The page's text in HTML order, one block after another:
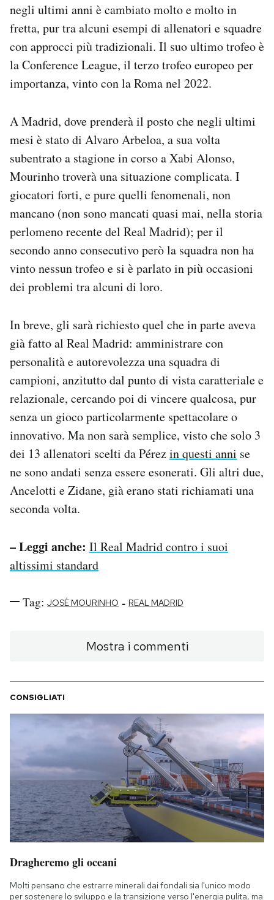
negli ultimi anni è cambiato molto e molto in
fretta, pur tra alcuni esempi di allenatori e squadre
con approcci più tradizionali. Il suo ultimo trofeo è
la Conference League, il terzo trofeo europeo per
importanza, vinto con la Roma nel 2022.
A Madrid, dove prenderà il posto che negli ultimi
mesi è stato di Alvaro Arbeloa, a sua volta
subentrato a stagione in corso a Xabi Alonso,
Mourinho troverà una situazione complicata. I
giocatori forti, e pure quelli fenomenali, non
mancano (non sono mancati quasi mai, nella storia
perlomeno recente del Real Madrid); per il
secondo anno consecutivo però la squadra non ha
vinto nessun trofeo e si è parlato in più occasioni
dei problemi tra alcuni di loro.
In breve, gli sarà richiesto quel che in parte aveva
già fatto al Real Madrid: amministrare con
personalità e autorevolezza una squadra di
campioni, anzitutto dal punto di vista caratteriale e
relazionale, cercando poi di vincere qualcosa, pur
senza un gioco particolarmente spettacolare o
innovativo. Ma non sarà semplice, visto che solo 3
dei 13 allenatori scelti da Pérezin questi anni se
ne sono andati senza essere esonerati. Gli altri due,
Ancelotti e Zidane, già erano stati richiamati una
seconda volta.
– Leggi anche: Il Real Madrid contro i suoi
altissimi standard
Tag: JOSÈ MOURINHO - REAL MADRID
Mostra i commenti
CONSIGLIATI
Dragheremo gli oceani
Molti pensano che estrarre minerali dai fondali sia l'unico modo
per sostenere lo sviluppo e la transizione verso l'energia pulita, ma